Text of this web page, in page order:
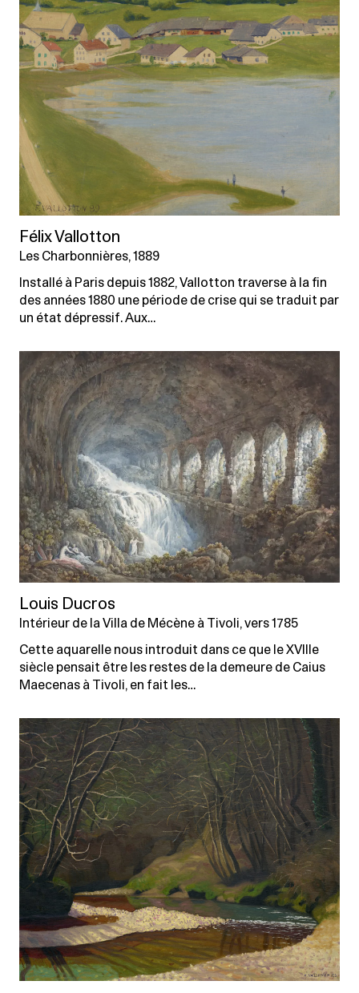
Félix Vallotton
Les Charbonnières, 1889
Installé à Paris depuis 1882, Vallotton traverse à la fin
des années 1880 une période de crise qui se traduit par
un état dépressif. Aux…
Louis Ducros
Intérieur de la Villa de Mécène à Tivoli, vers 1785
Cette aquarelle nous introduit dans ce que le XVIIIe
siècle pensait être les restes de la demeure de Caius
Maecenas à Tivoli, en fait les…